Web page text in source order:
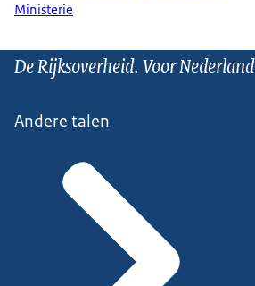
Ministerie
De Rijksoverheid. Voor Nederland
Andere talen